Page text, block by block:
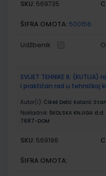
SKU: 569735
ŠIFRA OMOTA: 500156
Udžbenik
SVIJET TEHNIKE 8;
i praktičan rad u tehničkoj
Autor(i): Čikeš Delić Kolarić
Nakladnik: ŠKOLSKA KNJIGA d.d.
7687-DOM
SKU: 569196
ŠIFRA OMOTA: